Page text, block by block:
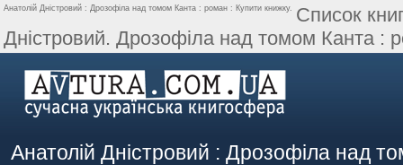
Анатолій Дністровий : Дрозофіла над томом Канта : роман : Купити книжку. Список
Дністровий. Дрозофіла над томом Канта :
Анатолій Дністровий : Дрозофіла над